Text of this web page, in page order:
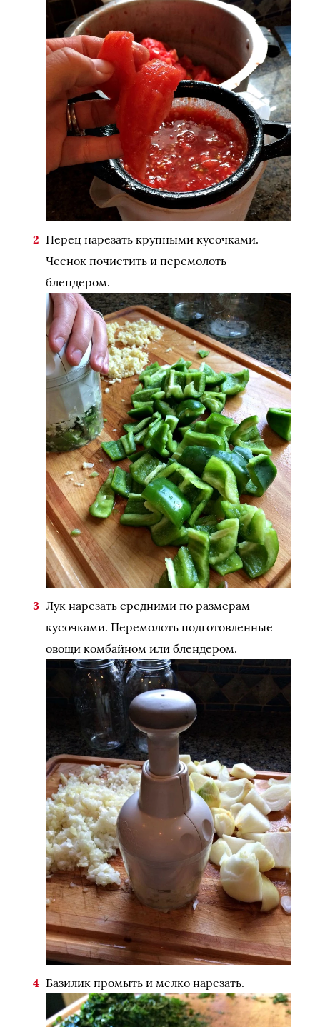
Перец нарезать крупными кусочками.
Чеснок почистить и перемолоть
блендером.
Лук нарезать средними по размерам
кусочками. Перемолоть подготовленные
овощи комбайном или блендером.
Базилик промыть и мелко нарезать.